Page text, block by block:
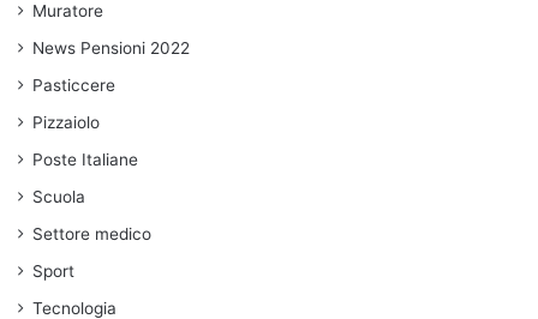
Muratore
News Pensioni 2022
Pasticcere
Pizzaiolo
Poste Italiane
Scuola
Settore medico
Sport
Tecnologia